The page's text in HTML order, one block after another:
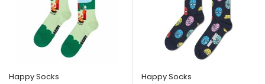
Happy Socks
Happy Socks